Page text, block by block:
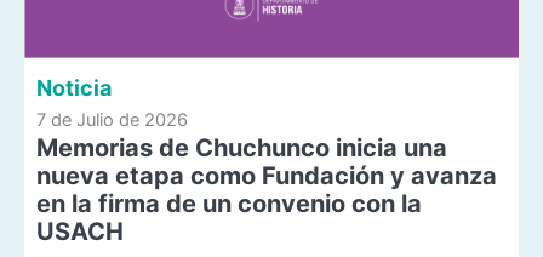
Noticia
7 de Julio de 2026
Memorias de Chuchunco inicia una
nueva etapa como Fundación y avanza
en la firma de un convenio con la
USACH